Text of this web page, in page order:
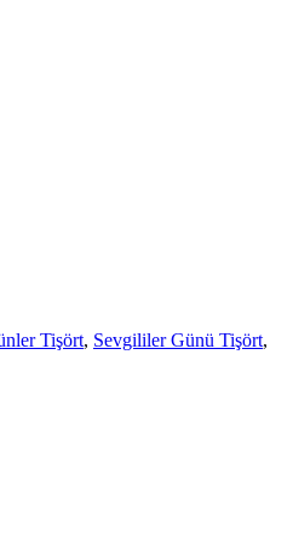
Tişört, Sevgililer Günü Tişört,